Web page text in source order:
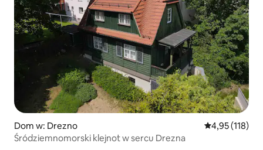
Dom w: Drezno Średnia
4,95 (118)
Śródziemnomorski klejnot w sercu Drezna